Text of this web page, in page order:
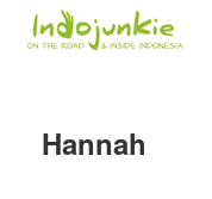
Hannah